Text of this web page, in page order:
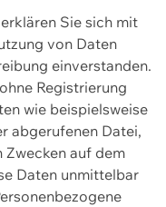
Sie sich mit
von Daten
einverstanden.
Registrierung
wie beispielsweise
abgerufenen Datei,
Zwecken auf dem
Daten unmittelbar